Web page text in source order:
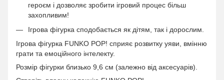
героєм і дозволяє зробити ігровий процес більш
захопливим!
Ігрова фігурка сподобається як дітям, так і дорослим.
Ігрова фігурка FUNKO POP! сприяє розвитку уяви, вмінню
грати та емоційного інтелекту.
Розмір фігурки близько 9,6 см (залежно від аксесуарів).